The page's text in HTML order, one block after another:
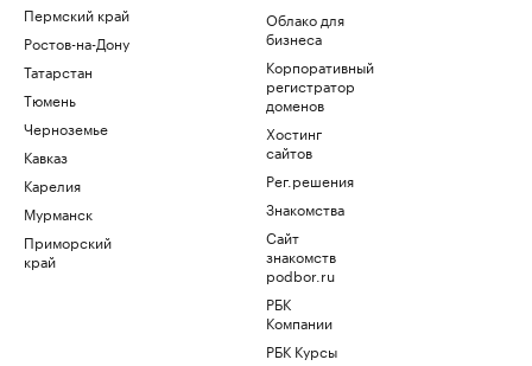
Пермский край
Ростов-на-Дону
Татарстан
Тюмень
Черноземье
Кавказ
Карелия
Мурманск
Приморский
край
Облако для
бизнеса
Корпоративный
регистратор
доменов
Хостинг
сайтов
Рег.решения
Знакомства
Сайт
знакомств
podbor.ru
РБК
Компании
РБК Курсы